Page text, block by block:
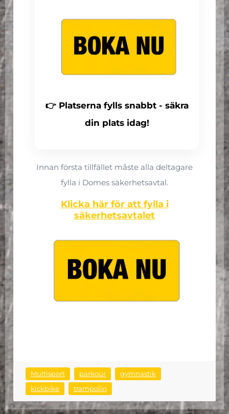
👉 Platserna fylls snabbt - säkra
din plats idag!
Innan första tillfället måste alla deltagare
fylla i Domes säkerhetsavtal.
Klicka här för att fylla i
säkerhetsavtalet
Multisport parkour
gymnastik
kickbike
trampolin